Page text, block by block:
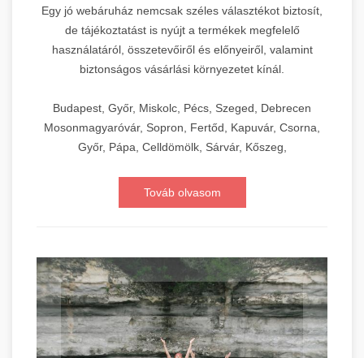
Egy jó webáruház nemcsak széles választékot biztosít,
de tájékoztatást is nyújt a termékek megfelelő
használatáról, összetevőiről és előnyeiről, valamint
biztonságos vásárlási környezetet kínál.
Budapest, Győr, Miskolc, Pécs, Szeged, Debrecen
Mosonmagyaróvár, Sopron, Fertőd, Kapuvár, Csorna,
Győr, Pápa, Celldömölk, Sárvár, Kőszeg,
Továb olvasom